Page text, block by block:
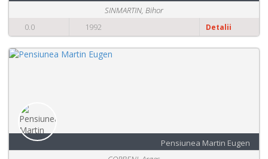
SINMARTIN, Bihor
0.0
1992 Detalii
Pensiunea Martin Eugen